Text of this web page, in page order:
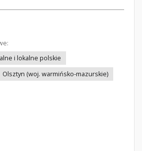
i lokalne polskie
Olsztyn (woj. warmińsko-mazurskie)